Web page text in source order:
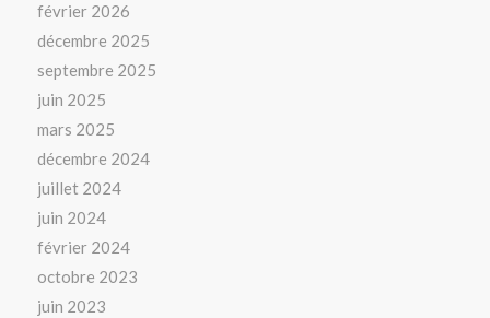
février 2026
décembre 2025
septembre 2025
juin 2025
mars 2025
décembre 2024
juillet 2024
juin 2024
février 2024
octobre 2023
juin 2023